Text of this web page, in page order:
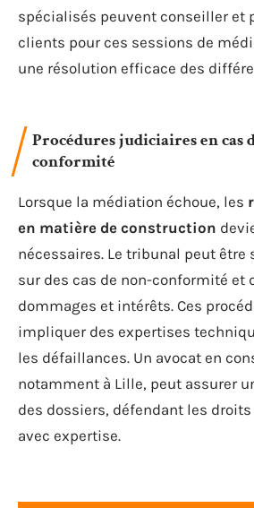
spécialisés peuvent conseiller et
clients pour ces sessions de
une résolution efficace des
Procédures judiciaires en cas
conformité
Lorsque la médiation échoue, les
en matière de construction
nécessaires. Le tribunal peut être
sur des cas de non-conformité et
dommages et intérêts. Ces
impliquer des expertises
les défaillances. Un avocat en
notamment à Lille, peut assurer
des dossiers, défendant les
avec expertise.